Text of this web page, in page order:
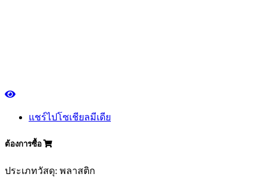
แชร์ไปโซเชียลมีเดีย
ต้องการซื้อ
ประเภทวัสดุ: พลาสติก